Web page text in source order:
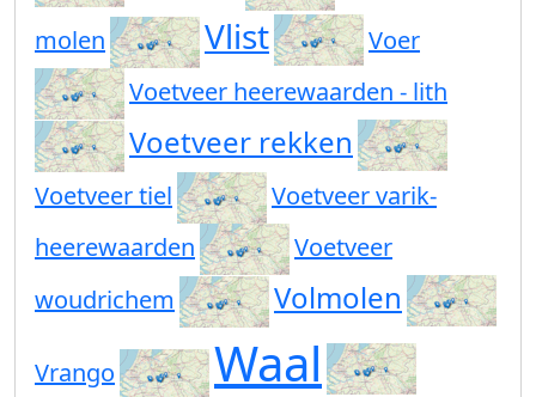
molen
Vlist
Voer
Voetveer heerewaarden - lith
Voetveer rekken
Voetveer tiel
Voetveer varik-
heerewaarden
Voetveer
woudrichem
Volmolen
Vrango Waal